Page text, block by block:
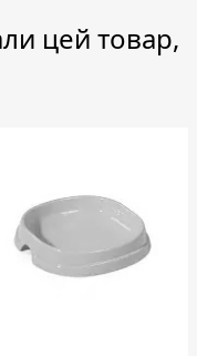
цей товар,